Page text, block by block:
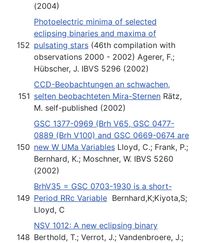
(2004)
152
Photoelectric minima of selected
eclipsing binaries and maxima of
pulsating stars (46th compilation with
observations 2000 - 2002) Agerer, F.;
Hübscher, J. IBVS 5296 (2002)
151
CCD-Beobachtungen an schwachen,
selten beobachteten Mira-Sternen Rätz,
M. self-published (2002)
150
GSC 1377-0969 (Brh V65, GSC 0477-
0889 (Brh V100) and GSC 0669-0674 are
new W UMa Variables Lloyd, C.; Frank, P.;
Bernhard, K.; Moschner, W. IBVS 5260
(2002)
149
BrhV35 = GSC 0703-1930 is a short-
Period RRc Variable Bernhard,K;Kiyota,S;
Lloyd, C
148
NSV 1012: A new eclipsing binary
Berthold, T.; Verrot, J.; Vandenbroere, J.;